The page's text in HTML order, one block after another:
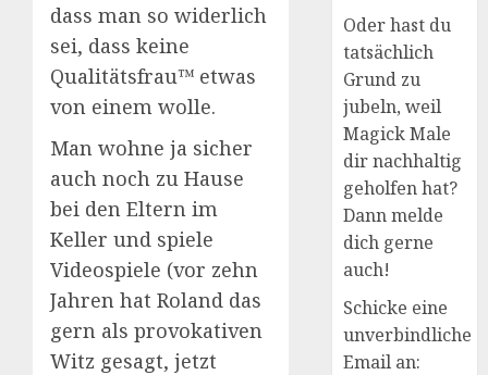
dass man so widerlich
sei, dass keine
Qualitätsfrau™ etwas
von einem wolle.
Man wohne ja sicher
auch noch zu Hause
bei den Eltern im
Keller und spiele
Videospiele (vor zehn
Jahren hat Roland das
gern als provokativen
Witz gesagt, jetzt
Oder hast du
tatsächlich
Grund zu
jubeln, weil
Magick Male
dir nachhaltig
geholfen hat?
Dann melde
dich gerne
auch!
Schicke eine
unverbindliche
Email an: